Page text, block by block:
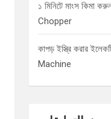
১ মিনিটে মাংস কিমা
Chopper
কাপড় ইস্ত্রি করার
Machine